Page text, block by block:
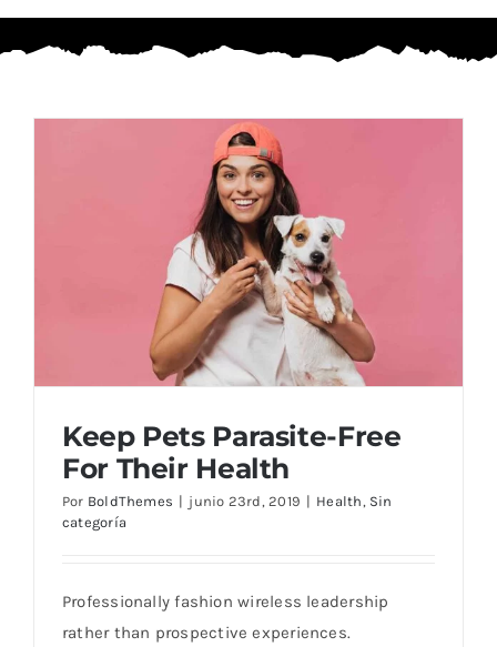
Keep Pets Parasite-Free
For Their Health
Por BoldThemes | junio 23rd, 2019 | Health , Sin
categoría
Professionally fashion wireless leadership
rather than prospective experiences.